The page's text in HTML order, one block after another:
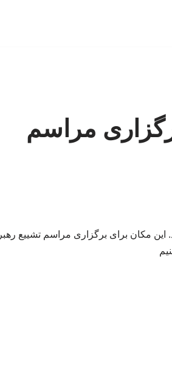
مراسم
مکان برای برگزاری مراسم تشییع رهبر